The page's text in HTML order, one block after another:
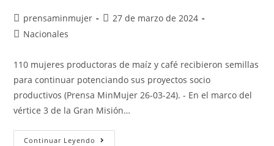
prensaminmujer
27 de marzo de 2024
Nacionales
110 mujeres productoras de maíz y café recibieron semillas
para continuar potenciando sus proyectos socio
productivos (Prensa MinMujer 26-03-24). - En el marco del
vértice 3 de la Gran Misión…
Continuar Leyendo